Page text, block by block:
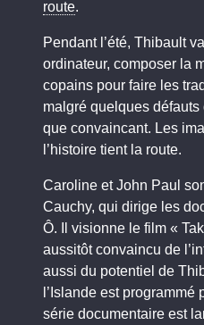
route.
Pendant l’été, Thibault
ordinateur, composer la
copains pour faire les
malgré quelques
que convaincant. Les
l’histoire tient la route.
Caroline et John Paul
Cauchy, qui dirige les
Ô. Il visionne le film «
aussitôt convaincu de
aussi du potentiel de
l’Islande est
série documentaire est